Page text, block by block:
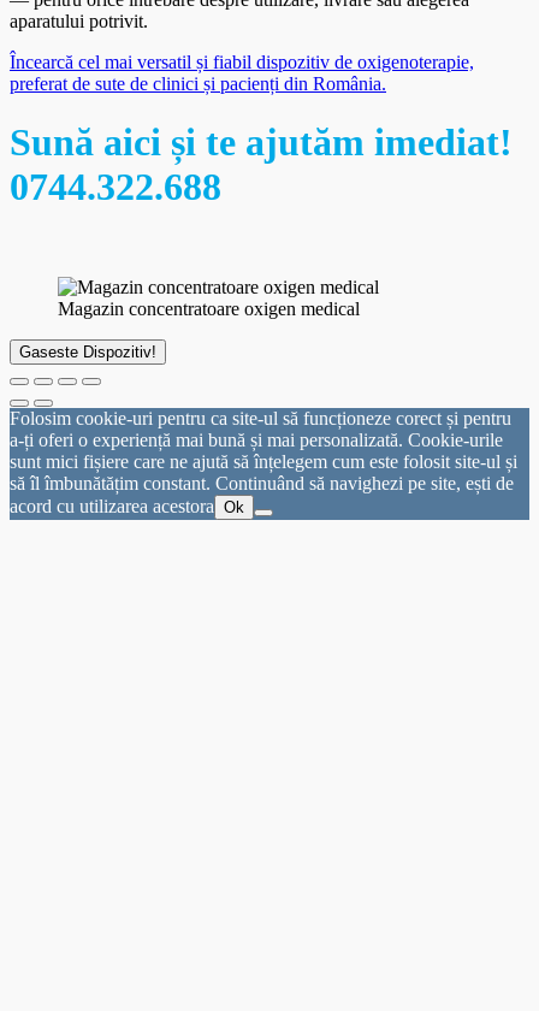
aparatului potrivit.
Încearcă cel mai versatil și fiabil dispozitiv de oxigenoterapie,
preferat de sute de clinici și pacienți din România.
Sună aici și te ajutăm imediat!
0744.322.688
Magazin concentratoare oxigen medical
Gaseste Dispozitiv!
Folosim cookie-uri pentru ca site-ul să funcționeze corect și pentru
a-ți oferi o experiență mai bună și mai personalizată. Cookie-urile
sunt mici fișiere care ne ajută să înțelegem cum este folosit site-ul și
să îl îmbunătățim constant. Continuând să navighezi pe site, ești de
acord cu utilizarea acestora Ok